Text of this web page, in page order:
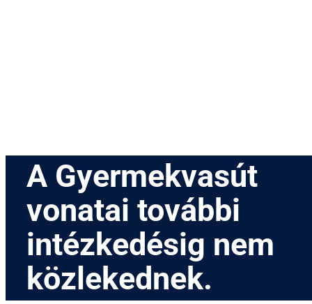
A Gyermekvasút
vonatai további
intézkedésig nem
közlekednek.